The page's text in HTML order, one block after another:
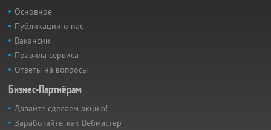
Основное
Публикации о нас
Вакансии
Правила сервиса
Ответы на вопросы
Бизнес-Партнёрам
Давайте сделаем акцию!
Заработайте, как Вебмастер